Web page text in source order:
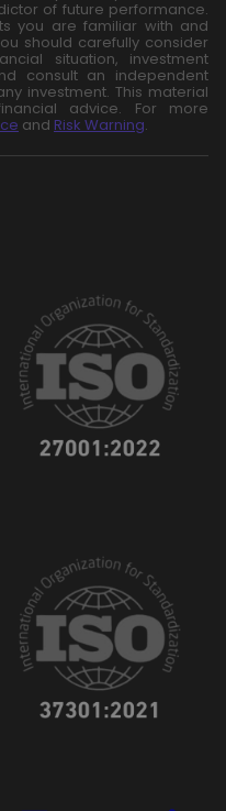
of future performance.
you are familiar with and
should carefully consider
situation, investment
consult an independent
investment. This material
advice. For more
and Risk Warning.